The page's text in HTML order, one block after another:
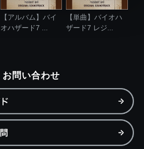
【アルバム】バイ
オハザード7 ...
【単曲】バイオハ
ザード7 レジ...
お問い合わせ